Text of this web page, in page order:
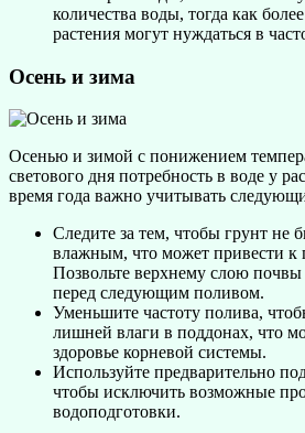
количества воды, тогда как
растения могут нуждаться в
Осень и зима
Осенью и зимой с понижением
светового дня потребность в воде у
время года важно учитывать
Следите за тем, чтобы грунт не
влажным, что может привести к
Позвольте верхнему слою
перед следующим поливом.
Уменьшите частоту полива,
лишней влаги в поддонах, что
здоровье корневой системы.
Используйте предварительно
чтобы исключить возможные
водоподготовки.